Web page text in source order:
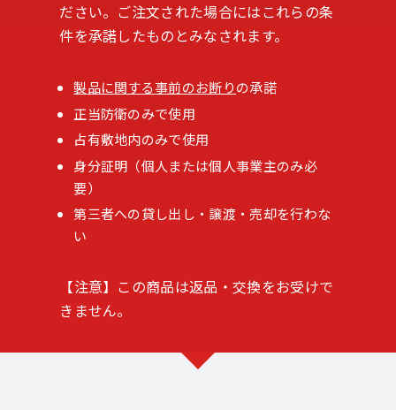
ださい。ご注文された場合にはこれらの条
件を承諾したものとみなされます。
製品に関する事前のお断りの承諾
正当防衛のみで使用
占有敷地内のみで使用
身分証明（個人または個人事業主のみ必
要）
第三者への貸し出し・譲渡・売却を行わな
い
【注意】この商品は返品・交換をお受けで
きません。